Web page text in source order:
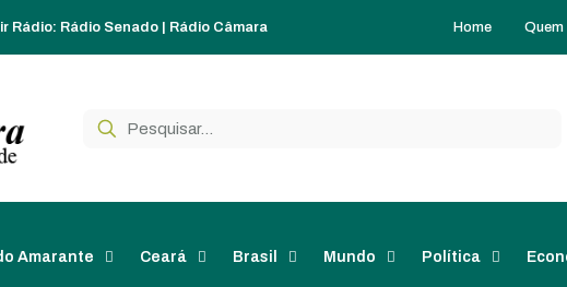
Rádio: Rádio Senado Rádio Câmara Home
Amarante Ceará Brasil Mundo Política